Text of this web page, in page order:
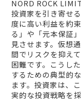
NORD ROCK
投資家を引き寄せ
度に高い利益を約
る」や「元本保証
見させます。仮想
間でリスクを抑え
困難です。こうし
するための典型的
ます。投資家は、
実的な投資戦略を